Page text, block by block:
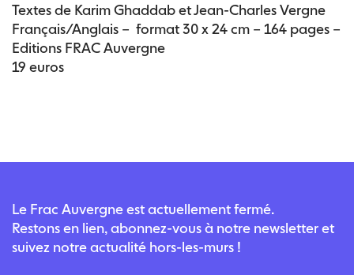
Textes de Karim Ghaddab et Jean-Charles Vergne
Français/Anglais – format 30 x 24 cm – 164 pages –
Editions FRAC Auvergne
19 euros
Le Frac Auvergne est actuellement fermé.
Restons en lien, abonnez-vous à notre newsletter et
suivez notre actualité hors-les-murs !